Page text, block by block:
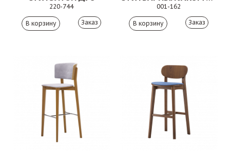
220-744
Заказ
001-162
Заказ